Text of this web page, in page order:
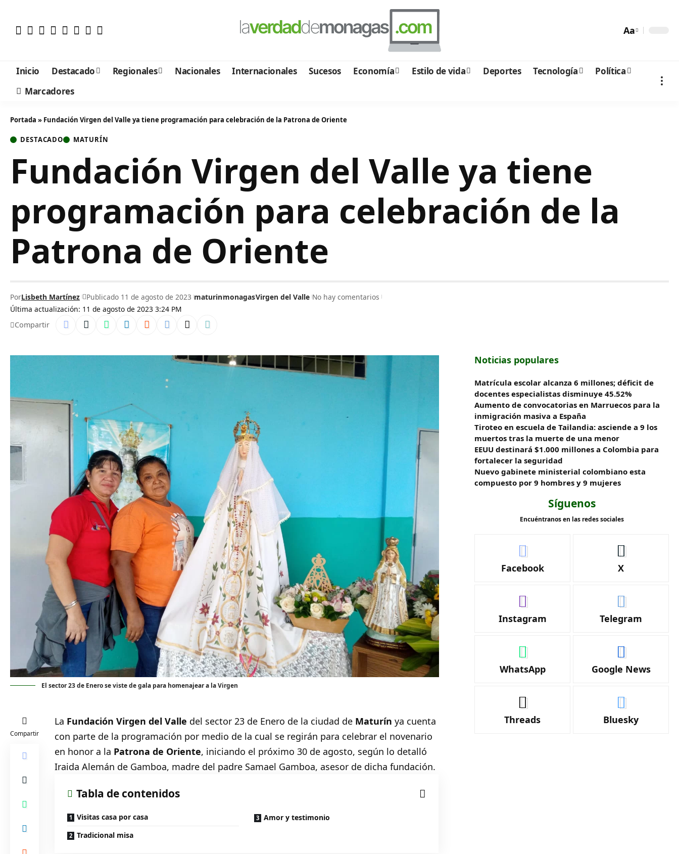
Aa
Inicio Destacado Regionales Nacionales Internacionales Sucesos Economía Estilo de vida Deportes Tecnología
Política
Marcadores
Portada » Fundación Virgen del Valle ya tiene programación para celebración de la Patrona de Oriente
DESTACADO MATURÍN
Fundación Virgen del Valle ya tiene
programación para celebración de la
Patrona de Oriente
Última actualización: 11 de agosto de 2023 3:24 PM
PorLisbeth Martínez Publicado 11 de agosto de 2023 maturinmonagasVirgen del Valle No hay comentarios
Compartir
El sector 23 de Enero se viste de gala para homenajear a la Virgen
Compartir
La Fundación Virgen del Valle del sector 23 de Enero de la ciudad de Maturín ya cuenta
con parte de la programación por medio de la cual se regirán para celebrar el novenario
en honor a la Patrona de Oriente, iniciando el próximo 30 de agosto, según lo detalló
Iraida Alemán de Gamboa, madre del padre Samael Gamboa, asesor de dicha fundación.
Tabla de contenidos
Visitas casa por casa
Tradicional misa
Amor y testimonio
Noticias populares
Matrícula escolar alcanza 6 millones; déficit de
docentes especialistas disminuye 45.52%
Aumento de convocatorias en Marruecos para la
inmigración masiva a España
Tiroteo en escuela de Tailandia: asciende a 9 los
muertos tras la muerte de una menor
EEUU destinará $1.000 millones a Colombia para
fortalecer la seguridad
Nuevo gabinete ministerial colombiano esta
compuesto por 9 hombres y 9 mujeres
Síguenos
Encuéntranos en las redes sociales
Facebook X
Instagram Telegram
WhatsApp Google News
Threads Bluesky